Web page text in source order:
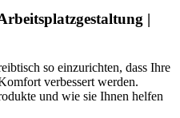
|
so einzurichten, dass Ihre
verbessert werden.
und wie sie Ihnen helfen